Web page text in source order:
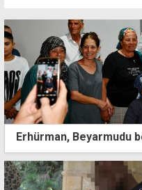
Erhürman, Beyarmudu